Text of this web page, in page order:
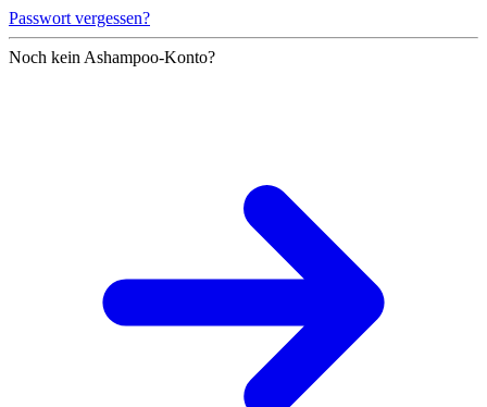
Passwort vergessen?
Noch kein Ashampoo-Konto?